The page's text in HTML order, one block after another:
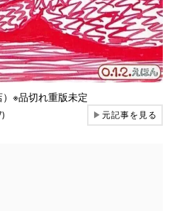
※品切れ重版未定
▶元記事を見る